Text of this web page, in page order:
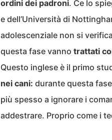
ordini dei padroni. Ce lo
e dell’Università di
adolescenziale non si
questa fase vanno trattati
Questo inglese è il primo
nei cani: durante questa
più spesso a ignorare i
addestrare. Proprio come i